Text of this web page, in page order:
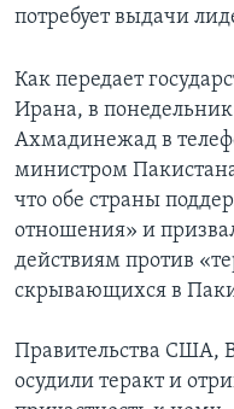
Языки
потребует выдачи
Как передает
Ирана, в
Ахмадинежад в
министром
что обе страны
отношения» и
действиям против
скрывающихся в
Правительства США,
осудили теракт и